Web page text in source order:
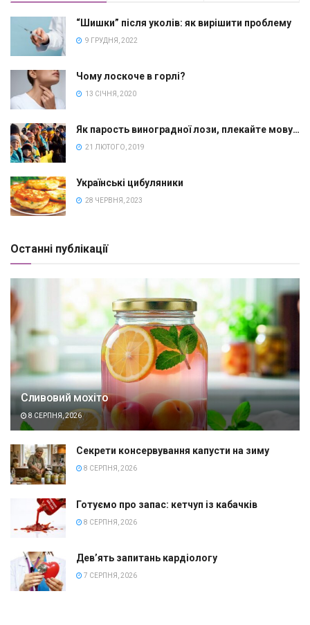
“Шишки” після уколів: як вирішити проблему
9 ГРУДНЯ, 2022
Чому лоскоче в горлі?
13 СІЧНЯ, 2020
Як парость виноградної лози, плекайте мову…
21 ЛЮТОГО, 2019
Українські цибуляники
28 ЧЕРВНЯ, 2023
Останні публікації
Сливовий мохіто
8 СЕРПНЯ, 2026
Секрети консервування капусти на зиму
8 СЕРПНЯ, 2026
Готуємо про запас: кетчуп із кабачків
8 СЕРПНЯ, 2026
Дев’ять запитань кардіологу
7 СЕРПНЯ, 2026